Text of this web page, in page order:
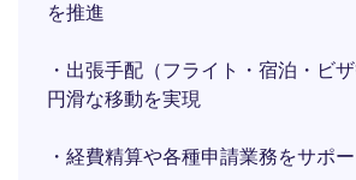
を推進
・出張手配（フライト・宿泊・ビザ
円滑な移動を実現
・経費精算や各種申請業務をサポー